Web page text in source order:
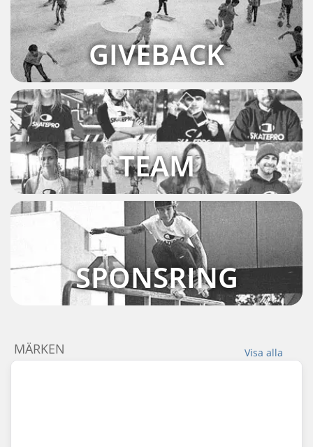
GIVEBACK
TEAM
SPONSRING
Visa alla
MÄRKEN